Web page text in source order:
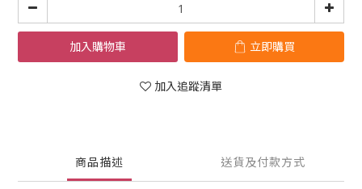
加入購物車 立即購買
加入追蹤清單
商品描述 送貨及付款方式